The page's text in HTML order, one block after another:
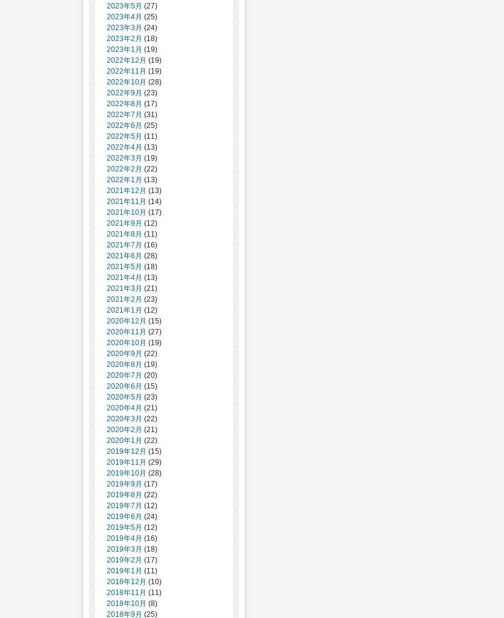
2023年5月 (27)
2023年4月 (25)
2023年3月 (24)
2023年2月 (18)
2023年1月 (19)
2022年12月 (19)
2022年11月 (19)
2022年10月 (28)
2022年9月 (23)
2022年8月 (17)
2022年7月 (31)
2022年6月 (25)
2022年5月 (11)
2022年4月 (13)
2022年3月 (19)
2022年2月 (22)
2022年1月 (13)
2021年12月 (13)
2021年11月 (14)
2021年10月 (17)
2021年9月 (12)
2021年8月 (11)
2021年7月 (16)
2021年6月 (28)
2021年5月 (18)
2021年4月 (13)
2021年3月 (21)
2021年2月 (23)
2021年1月 (12)
2020年12月 (15)
2020年11月 (27)
2020年10月 (19)
2020年9月 (22)
2020年8月 (19)
2020年7月 (20)
2020年6月 (15)
2020年5月 (23)
2020年4月 (21)
2020年3月 (22)
2020年2月 (21)
2020年1月 (22)
2019年12月 (15)
2019年11月 (29)
2019年10月 (28)
2019年9月 (17)
2019年8月 (22)
2019年7月 (12)
2019年6月 (24)
2019年5月 (12)
2019年4月 (16)
2019年3月 (18)
2019年2月 (17)
2019年1月 (11)
2018年12月 (10)
2018年11月 (11)
2018年10月 (8)
2018年9月 (25)